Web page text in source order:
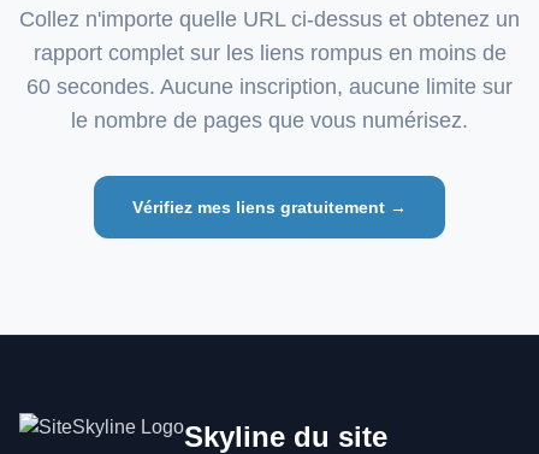
Collez n'importe quelle URL ci-dessus et obtenez un
rapport complet sur les liens rompus en moins de
60 secondes. Aucune inscription, aucune limite sur
le nombre de pages que vous numérisez.
Vérifiez mes liens gratuitement →
Skyline du site